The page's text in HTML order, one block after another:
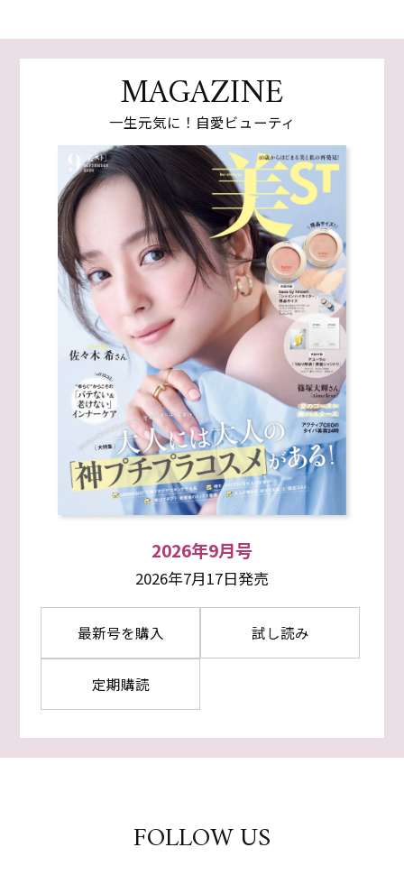
MAGAZINE
一生元気に！自愛ビューティ
2026年9月号
2026年7月17日発売
最新号を購入 試し読み
定期購読
FOLLOW US